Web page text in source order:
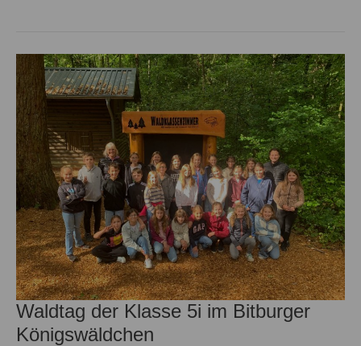
Waldtag der Klasse 5i im Bitburger
Königswäldchen
Waldtag
der
Klasse
5i
im
Bitburger
Königswäldchen